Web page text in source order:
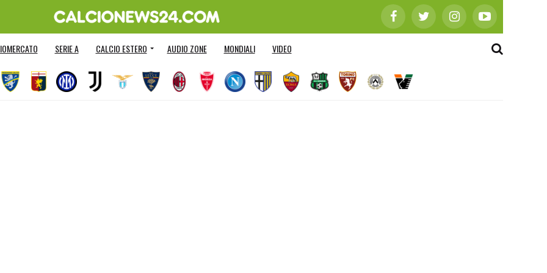
SERIE A CALCIO ESTERO AUDIO ZONE MONDIALI VIDEO